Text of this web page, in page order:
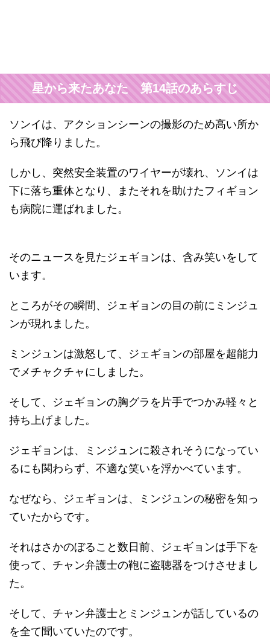
星から来たあなた 第14話のあらすじ
ソンイは、アクションシーンの撮影のため高い所か
ら飛び降りました。
しかし、突然安全装置のワイヤーが壊れ、ソンイは
下に落ち重体となり、またそれを助けたフィギョン
も病院に運ばれました。
そのニュースを見たジェギョンは、含み笑いをして
います。
ところがその瞬間、ジェギョンの目の前にミンジュ
ンが現れました。
ミンジュンは激怒して、ジェギョンの部屋を超能力
でメチャクチャにしました。
そして、ジェギョンの胸グラを片手でつかみ軽々と
持ち上げました。
ジェギョンは、ミンジュンに殺されそうになってい
るにも関わらず、不適な笑いを浮かべています。
なぜなら、ジェギョンは、ミンジュンの秘密を知っ
ていたからです。
それはさかのぼること数日前、ジェギョンは手下を
使って、チャン弁護士の鞄に盗聴器をつけさせまし
た。
そして、チャン弁護士とミンジュンが話しているの
を全て聞いていたのです。